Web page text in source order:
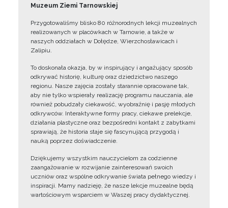
Muzeum Ziemi Tarnowskiej
Przygotowaliśmy blisko 80 różnorodnych lekcji muzealnych
realizowanych w placówkach w Tarnowie, a także w
naszych oddziałach w Dołędze, Wierzchosławicach i
Zalipiu.
To doskonała okazja, by w inspirujący i angażujący sposób
odkrywać historię, kulturę oraz dziedzictwo naszego
regionu. Nasze zajęcia zostały starannie opracowane tak,
aby nie tylko wspierały realizację programu nauczania, ale
również pobudzały ciekawość, wyobraźnię i pasję młodych
odkrywców. Interaktywne formy pracy, ciekawe prelekcje,
działania plastyczne oraz bezpośredni kontakt z zabytkami
sprawiają, że historia staje się fascynującą przygodą i
nauką poprzez doświadczenie.
Dziękujemy wszystkim nauczycielom za codzienne
zaangażowanie w rozwijanie zainteresowań swoich
uczniów oraz wspólne odkrywanie świata pełnego wiedzy i
inspiracji. Mamy nadzieję, że nasze lekcje muzealne będą
wartościowym wsparciem w Waszej pracy dydaktycznej.